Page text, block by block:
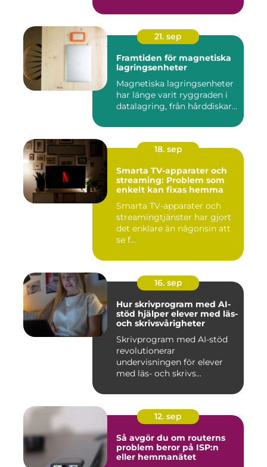
21. sep
Framtiden för magnetiska
lagringsenheter
Magnetiska lagringsenheter
har länge varit ryggraden i
datalagring, från hårddiskar...
18. sep
Smarta TV-apparater och
streaming: Problem som
enkelt kan fixas hemma
Smarta TV-apparater och
streamingtjänster har gjort
det enklare än någonsin att
se f...
16. sep
Hur skrivprogram med AI-
stöd hjälper elever med läs-
och skrivsvårigheter
Skrivprogram med AI-stöd
revolutionerar
undervisningen för elever
med läs- och skrivs...
12. sep
Så avgör du om routerns
problem beror på ISP:n
eller hemmanätet